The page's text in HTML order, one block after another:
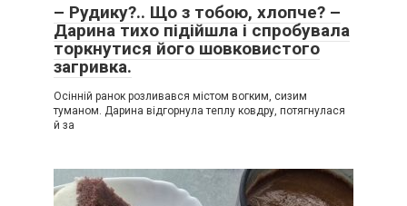
– Рудику?.. Що з тобою, хлопче? –
Дарина тихо підійшла і спробувала
торкнутися його шовковистого
загривка.
Осінній ранок розливався містом вогким, сизим
туманом. Дарина відгорнула теплу ковдру, потягнулася
й за